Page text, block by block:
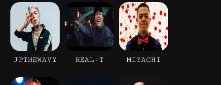
JPTHEWAVY REAL-T MIYACHI